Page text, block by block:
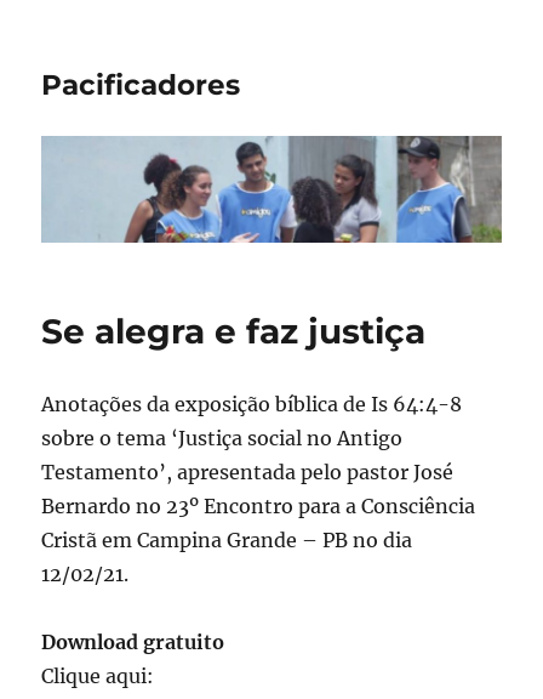
Pacificadores
Se alegra e faz justiça
Anotações da exposição bíblica de Is 64:4-8
sobre o tema ‘Justiça social no Antigo
Testamento’, apresentada pelo pastor José
Bernardo no 23º Encontro para a Consciência
Cristã em Campina Grande – PB no dia
12/02/21.
Downloadgratuito
Clique aqui: